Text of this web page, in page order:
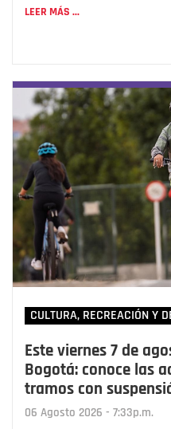
LEER MÁS ...
CULTURA, RECREACIÓN Y
Este viernes 7 de
Bogotá: conoce las
tramos con
06 Agosto 2026 - 7:33p.m.